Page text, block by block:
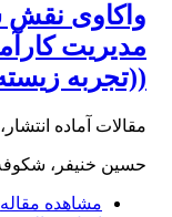
واکاوی نقش
مدیریت
((تجربه
مقالات آماده
حسین خنیفر،
مشاهده مقاله